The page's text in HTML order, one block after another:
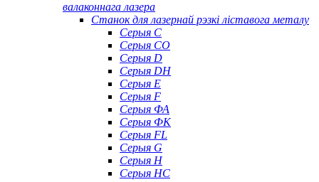
валаконнага лазера
Станок для лазернай рэзкі ліставога металу
Серыя С
Серыя CO
Серыя D
Серыя DH
Серыя Е
Серыя F
Серыя ФА
Серыя ФК
Серыя FL
Серыя G
Серыя H
Серыя HC